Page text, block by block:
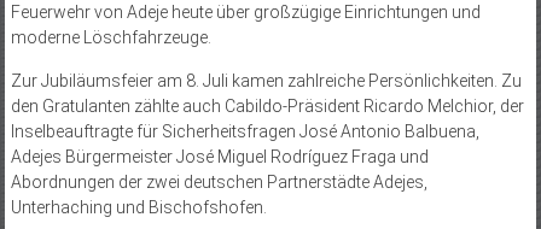
Feuerwehr von Adeje heute über großzügige Einrichtungen und
moderne Löschfahrzeuge.
Zur Jubiläumsfeier am 8. Juli kamen zahlreiche Persönlichkeiten. Zu
den Gratulanten zählte auch Cabildo-Präsident Ricardo Melchior, der
Inselbeauftragte für Sicherheitsfragen José Antonio Balbuena,
Adejes Bürgermeister José Miguel Rodríguez Fraga und
Abordnungen der zwei deutschen Partnerstädte Adejes,
Unterhaching und Bischofshofen.